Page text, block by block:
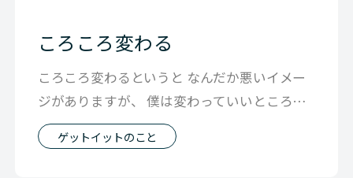
ころころ変わる
ころころ変わるというと なんだか悪いイメー
ジがありますが、 僕は変わっていいところと
変わらないところと ２つあるんじゃ
ゲットイットのこと